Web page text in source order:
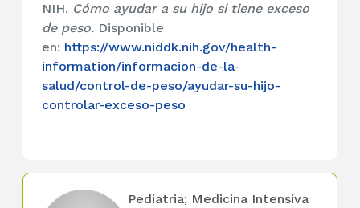
NIH. Cómo ayudar a su hijo si tiene exceso
de peso. Disponible
en: https://www.niddk.nih.gov/health-
information/informacion-de-la-
salud/control-de-peso/ayudar-su-hijo-
controlar-exceso-peso
Pediatria; Medicina Intensiva